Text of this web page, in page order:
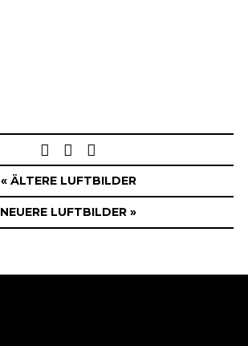
navigation
« ÄLTERE LUFTBILDER
NEUERE LUFTBILDER »